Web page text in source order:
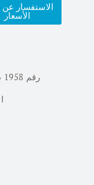
الاستفسار عن
الأسعار